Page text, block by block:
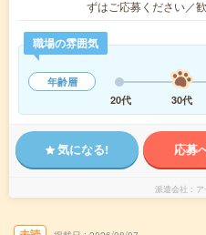
ずはご応募ください／
職場の雰囲気
年齢層
20代
30代
気になる! 応募
派遣会社